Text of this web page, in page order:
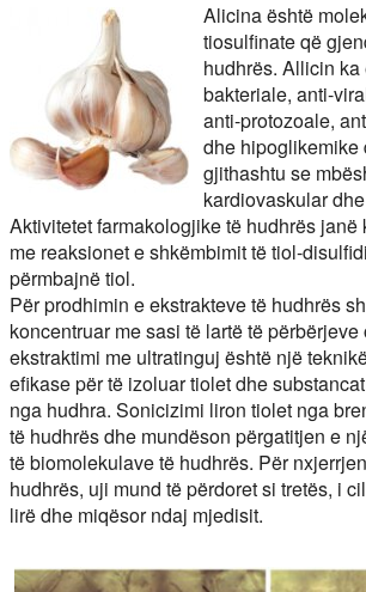
Alicina është
tiosulfinate që
hudhrës. Allicin ka
bakteriale, anti-
anti-protozoale,
dhe hipoglikemike
gjithashtu se
kardiovaskular
Aktivitetet farmakologjike të hudhrës janë
me reaksionet e shkëmbimit të tiol-
përmbajnë tiol.
Për prodhimin e ekstrakteve të hudhrës
koncentruar me sasi të lartë të
ekstraktimi me ultratinguj është një
efikase për të izoluar tiolet dhe
nga hudhra. Sonicizimi liron tiolet nga
të hudhrës dhe mundëson përgatitjen e
të biomolekulave të hudhrës. Për
hudhrës, uji mund të përdoret si tretës, i
lirë dhe miqësor ndaj mjedisit.